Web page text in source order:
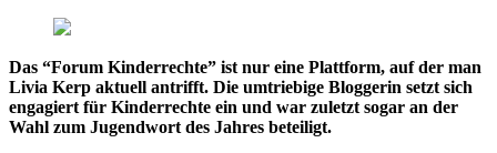
Das “Forum Kinderrechte” ist nur eine Plattform, auf der man
Livia Kerp aktuell antrifft. Die umtriebige Bloggerin setzt sich
engagiert für Kinderrechte ein und war zuletzt sogar an der
Wahl zum Jugendwort des Jahres beteiligt.